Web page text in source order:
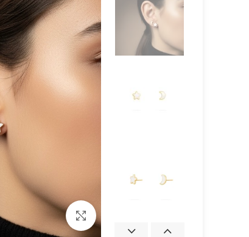
برای بزرگنمایی کلیک